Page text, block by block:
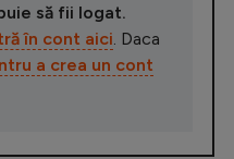
să fii logat.
în cont aici . Daca
a crea un cont